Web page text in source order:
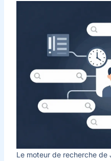
Le moteur de recherche de